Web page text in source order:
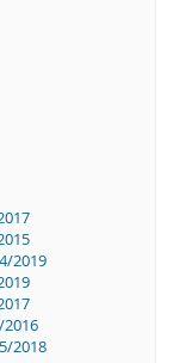
2019
2016
2018